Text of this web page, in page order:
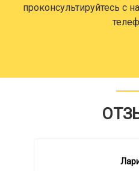
проконсультируйтесь